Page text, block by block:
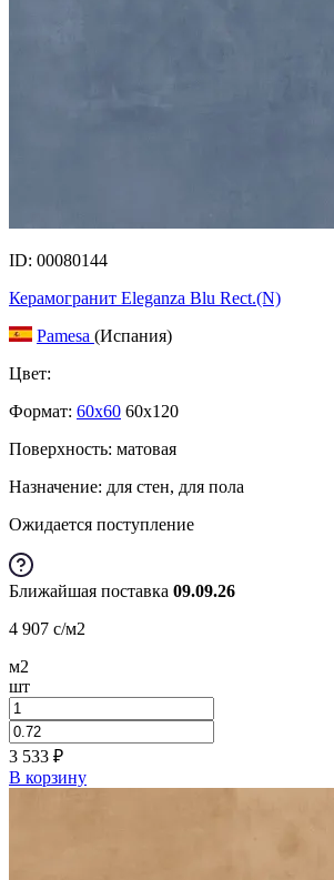
ID: 00080144
Керамогранит Eleganza Blu Rect.(N)
Pamesa (Испания)
Цвет:
Формат: 60x60 60x120
Поверхность: матовая
Назначение: для стен, для пола
Ожидается поступление
Ближайшая поставка 09.09.26
4 907 c/м2
м2
шт
3 533 ₽
В корзину